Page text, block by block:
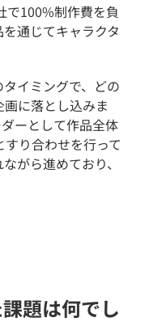
で100%制作費を負
通じてキャラクタ
イミングで、どの
に落とし込みま
ーとして作品全体
り合わせを行って
がら進めており、
題は何でし